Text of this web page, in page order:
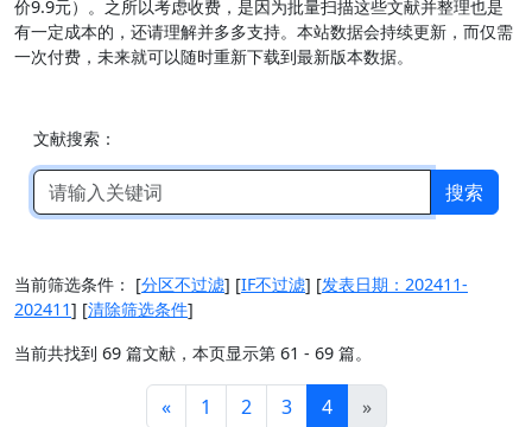
价9.9元）。之所以考虑收费，是因为批量扫描这些文献并整理也是
有一定成本的，还请理解并多多支持。本站数据会持续更新，而仅需
一次付费，未来就可以随时重新下载到最新版本数据。
文献搜索：
搜索
当前筛选条件： [分区不过滤] [IF不过滤] [发表日期：202411-
202411] [清除筛选条件]
当前共找到 69 篇文献，本页显示第 61 - 69 篇。
« 1 2 3 4 »